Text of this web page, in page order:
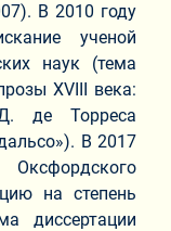
В 2010 году
ученой
наук (тема
XVIII века:
де Торреса
В 2017
на степень
диссертации